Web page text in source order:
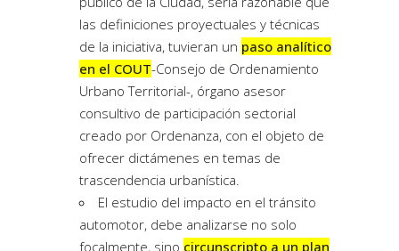
las definiciones proyectuales y técnicas
de la iniciativa, tuvieran un paso analítico
en el COUT-Consejo de Ordenamiento
Urbano Territorial-, órgano asesor
consultivo de participación sectorial
creado por Ordenanza, con el objeto de
ofrecer dictámenes en temas de
trascendencia urbanística.
El estudio del impacto en el tránsito
automotor, debe analizarse no solo
focalmente, sino circunscripto a un plan